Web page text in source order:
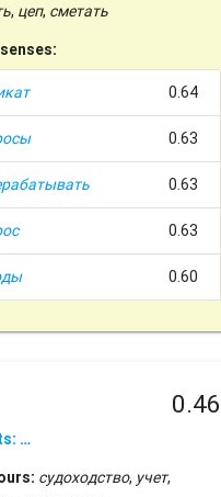
, цеп, сметать
0.64
0.63
0.63
0.63
0.60
0.46
…
судоходство, учет,